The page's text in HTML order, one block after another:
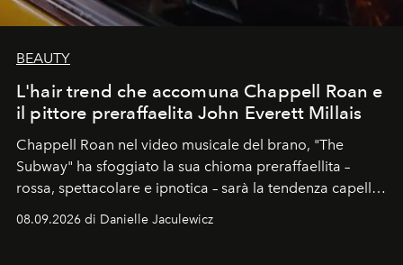
BEAUTY
L'hair trend che accomuna Chappell Roan e
il pittore preraffaelita John Everett Millais
Chappell Roan nel video musicale del brano, "The
Subway" ha sfoggiato la sua chioma preraffaellita –
rossa, spettacolare e ipnotica – sarà la tendenza capelli
dell'autunno?
08.09.2026 di Danielle Jaculewicz